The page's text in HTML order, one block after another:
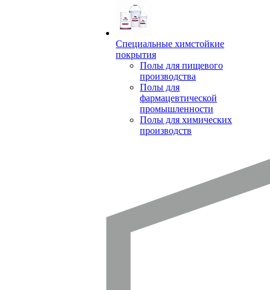
Специальные химстойкие
покрытия
Полы для пищевого
производства
Полы для
фармацевтической
промышленности
Полы для химических
производств